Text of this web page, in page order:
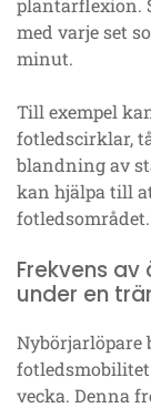
med varje set
minut.
Till exempel
fotledscirklar,
blandning av
kan hjälpa till
fotledsområdet.
Frekvens
under en
vecka. Denna